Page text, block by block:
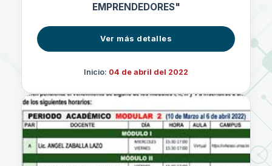
EMPRENDEDORES"
Ver más detalles
Inicio: 04 de abril del 2022